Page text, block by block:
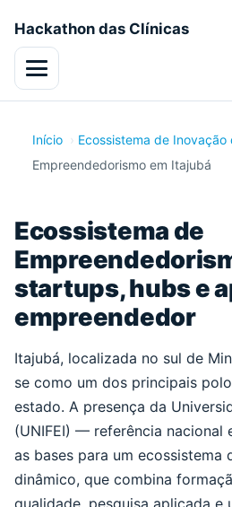
Hackathon das Clínicas
Menu
Início
Ecossistema de Inovação
Empreendedorismo em Itajubá
Ecossistema de
startups, hubs e
empreendedor
Itajubá, localizada no sul de
se como um dos principais
estado. A presença da
(UNIFEI) — referência nacional
as bases para um ecossistema
dinâmico, que combina